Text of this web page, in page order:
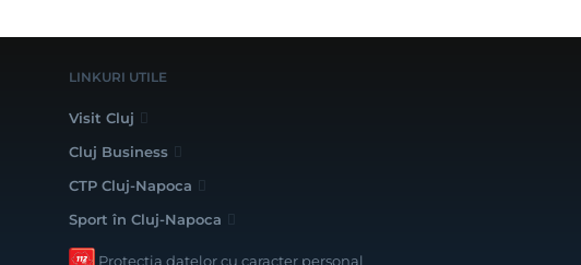
LINKURI UTILE
Visit Cluj
Cluj Business
CTP Cluj-Napoca
Sport în Cluj-Napoca
Protecția datelor cu caracter personal